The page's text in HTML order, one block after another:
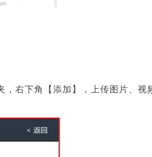
右下角【添加】，上传图片、视